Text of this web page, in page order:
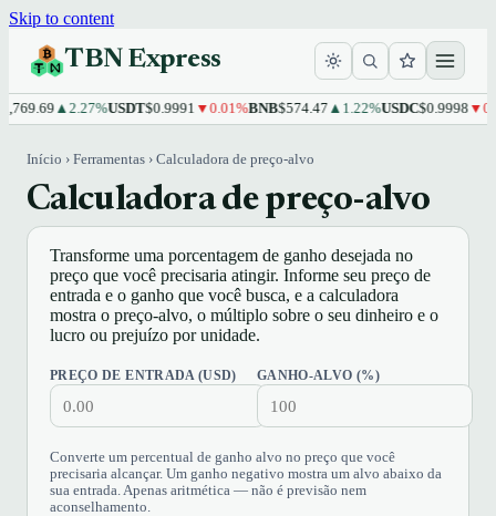
Skip to content
TBN Express
▲2.27%USDT$0.9991▼0.01%BNB$574.47▲1.22%USDC$0.9998
Início › Ferramentas › Calculadora de preço-alvo
Calculadora de preço-alvo
Transforme uma porcentagem de ganho desejada no
preço que você precisaria atingir. Informe seu preço de
entrada e o ganho que você busca, e a calculadora
mostra o preço-alvo, o múltiplo sobre o seu dinheiro e o
lucro ou prejuízo por unidade.
PREÇO DE ENTRADA (USD) GANHO-ALVO (%)
Converte um percentual de ganho alvo no preço que você
precisaria alcançar. Um ganho negativo mostra um alvo abaixo da
sua entrada. Apenas aritmética — não é previsão nem
aconselhamento.